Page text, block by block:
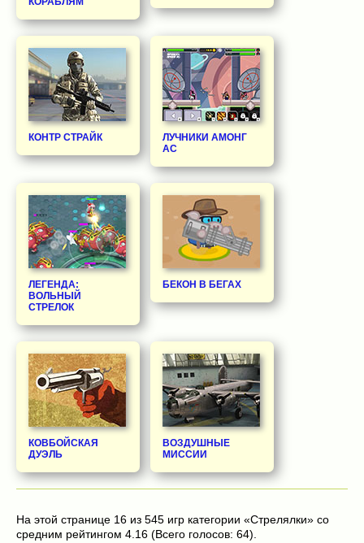
КОНТР СТРАЙК
ЛУЧНИКИ АМОНГ
АС
ЛЕГЕНДА:
ВОЛЬНЫЙ
СТРЕЛОК
БЕКОН В БЕГАХ
КОВБОЙСКАЯ
ДУЭЛЬ
ВОЗДУШНЫЕ
МИССИИ
На этой странице 16 из 545 игр категории «Стрелялки» со
средним рейтингом 4.16 (Всего голосов: 64).